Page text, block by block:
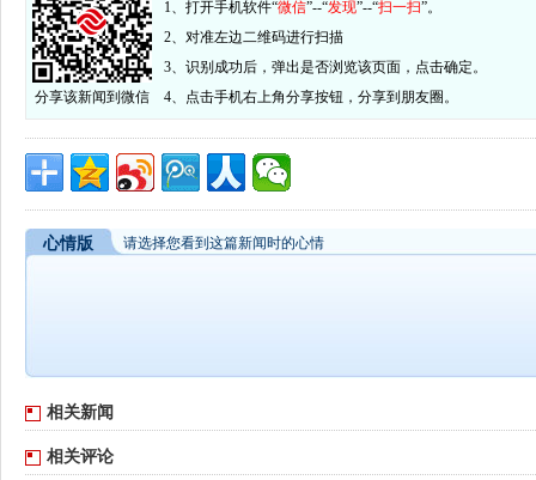
分享该新闻到微信
1、打开手机软件“微信”--“发现”--“扫一扫”。
2、对准左边二维码进行扫描
3、识别成功后，弹出是否浏览该页面，点击确定。
4、点击手机右上角分享按钮，分享到朋友圈。
心情版 请选择您看到这篇新闻时的心情
相关新闻
相关评论